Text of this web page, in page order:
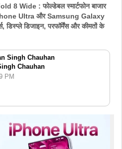
8 Wide : फोल्डेबल स्मार्टफोन बाजार
Ultra और Samsung Galaxy
डिजाइन, परफॉर्मेंस और कीमतों के
Singh Chauhan
Chauhan
PM